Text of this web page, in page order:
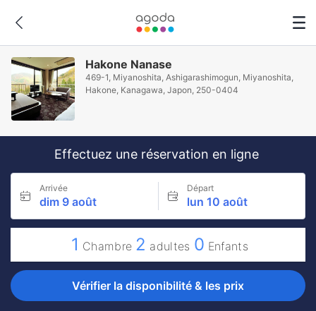
Hakone Nanase
469-1, Miyanoshita, Ashigarashimogun, Miyanoshita,
Hakone, Kanagawa, Japon, 250-0404
Effectuez une réservation en ligne
Arrivée
dim 9 août
Départ
lun 10 août
1 Chambre 2 adultes 0 Enfants
Vérifier la disponibilité & les prix